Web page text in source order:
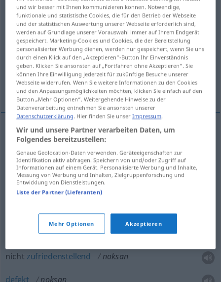
Übersicht aller Übersetzungen
(Für mehr Details die Übersetzung anklicken/antippen)
Fehler, Mangel, Defekt, unvollständig,
mangelhaft, defekt
nicht zufriedenstellend
Fehler M noksan
Mangel M noksan
Defekt noksan
mangelhaft noksan
nicht zufriedenstellend noksan
defekt noksan
und wir besser mit Ihnen kommunizieren können. Notwendige,
funktionale und statistische Cookies, die für den Betrieb der Webseite
und der statistischen Auswertung unserer Webseite erforderlich sind,
werden auf Grundlage unserer Vorauswahl immer auf Ihrem Endgerät
gespeichert. Marketing-Cookies und Cookies, die der Bereitstellung
personalisierter Werbung dienen, werden nur gespeichert, wenn Sie uns
durch einen Klick auf den „Akzeptieren“-Button Ihr Einverständnis
geben. Klicken Sie ansonsten auf „Fortfahren ohne Akzeptieren“. Sie
können Ihre Einwilligung jederzeit für zukünftige Besuche unserer
Webseite widerrufen. Wenn Sie weitere Informationen zu den Cookies
und den Anpassungsmöglichkeiten möchten, klicken Sie einfach auf den
Button „Mehr Optionen“. Weitergehende Hinweise zu der
Datenverarbeitung entnehmen Sie ansonsten unserer
Datenschutzerklärung. Hier finden Sie unserImpressum.
Wir und unsere Partner verarbeiten Daten, um
Folgendes bereitzustellen:
Genaue Geolocation-Daten verwenden. Geräteeigenschaften zur
Identifikation aktiv abfragen. Speichern von und/oder Zugriff auf
Informationen auf einem Gerät. Personalisierte Werbung und Inhalte,
Messung von Werbung und Inhalten, Zielgruppenforschung und
Entwicklung von Dienstleistungen.
Liste der Partner (Lieferanten)
Mehr Optionen Akzeptieren